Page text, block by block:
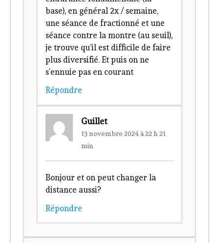
base), en général 2x / semaine,
une séance de fractionné et une
séance contre la montre (au seuil),
je trouve qu’il est difficile de faire
plus diversifié. Et puis on ne
s’ennuie pas en courant
Répondre
Guillet
13 novembre 2024 à 22 h 21
min
Bonjour et on peut changer la
distance aussi?
Répondre